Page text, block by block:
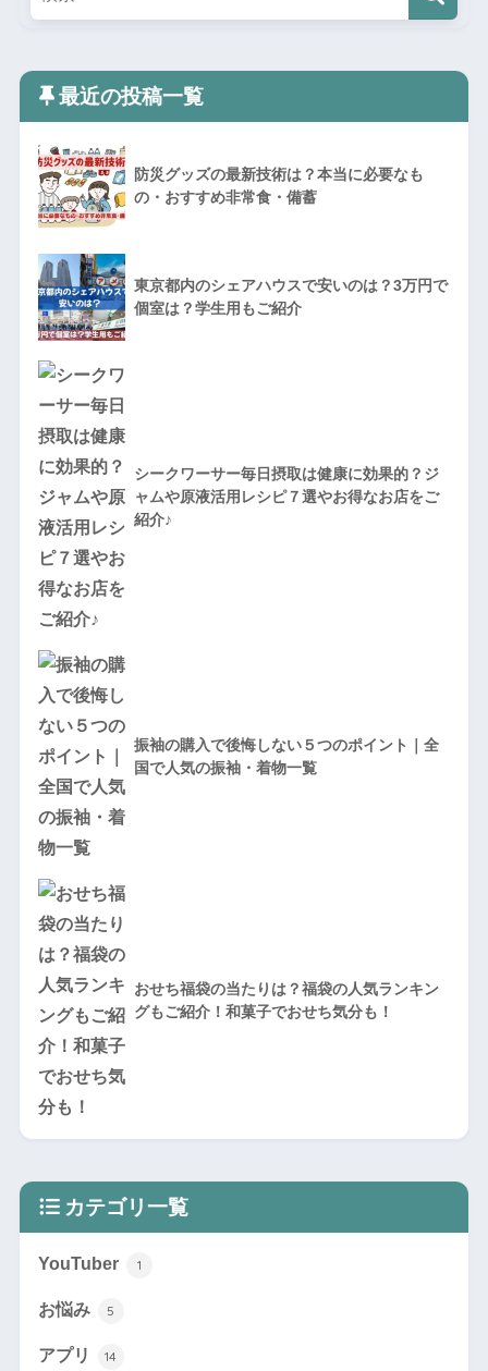
最近の投稿一覧
防災グッズの最新技術は？本当に必要なも
の・おすすめ非常食・備蓄
東京都内のシェアハウスで安いのは？3万円で
個室は？学生用もご紹介
シークワーサー毎日摂取は健康に効果的？ジ
ャムや原液活用レシピ７選やお得なお店をご
紹介♪
振袖の購入で後悔しない５つのポイント｜全
国で人気の振袖・着物一覧
おせち福袋の当たりは？福袋の人気ランキン
グもご紹介！和菓子でおせち気分も！
カテゴリ一覧
YouTuber 1
お悩み 5
アプリ 14